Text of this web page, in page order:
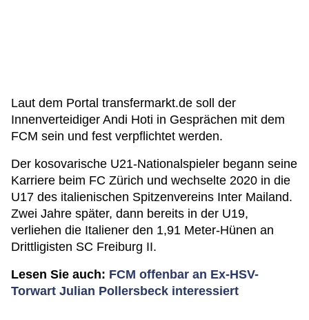
Laut dem Portal transfermarkt.de soll der
Innenverteidiger Andi Hoti in Gesprächen mit dem
FCM sein und fest verpflichtet werden.
Der kosovarische U21-Nationalspieler begann seine
Karriere beim FC Zürich und wechselte 2020 in die
U17 des italienischen Spitzenvereins Inter Mailand.
Zwei Jahre später, dann bereits in der U19,
verliehen die Italiener den 1,91 Meter-Hünen an
Drittligisten SC Freiburg II.
Lesen Sie auch: FCM offenbar an Ex-HSV-
Torwart Julian Pollersbeck interessiert